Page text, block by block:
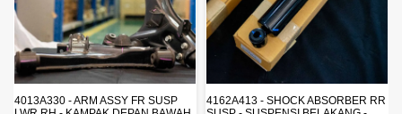
4013A330 - ARM ASSY FR SUSP
4162A413 - SHOCK ABSORBER RR